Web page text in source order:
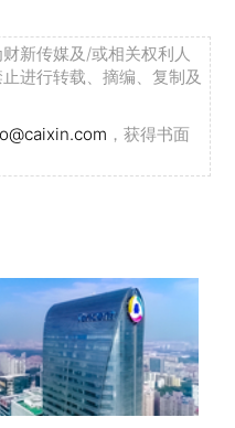
新传媒及/或相关权利人
进行转载、摘编、复制及
，获得书面